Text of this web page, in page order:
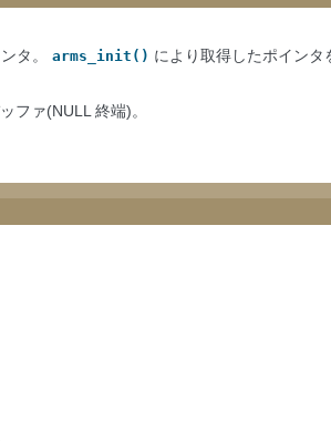
タ。 arms_init() により取得したポインタ
ファ(NULL 終端)。